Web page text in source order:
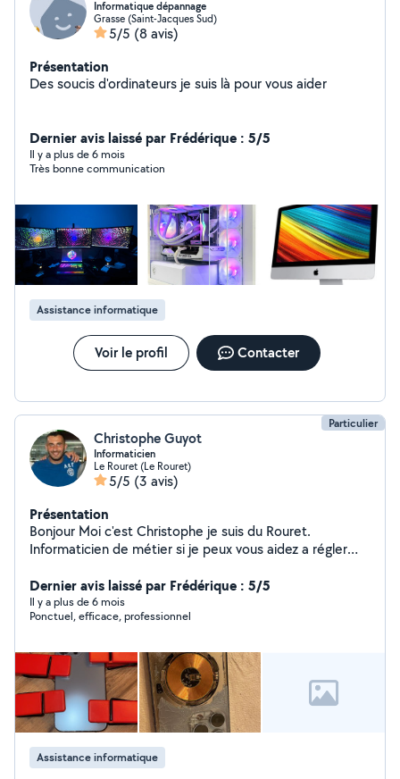
Informatique dépannage
Grasse (Saint-Jacques Sud)
5/5 (8 avis)
Présentation
Des soucis d'ordinateurs je suis là pour vous aider
Dernier avis laissé par Frédérique : 5/5
Il y a plus de 6 mois
Très bonne communication
Assistance informatique
Voir le profil Contacter
Particulier
Christophe Guyot
Informaticien
Le Rouret (Le Rouret)
5/5 (3 avis)
Présentation
Bonjour Moi c'est Christophe je suis du Rouret.
Informaticien de métier si je peux vous aidez a régler
contacter.
Dernier avis laissé par Frédérique : 5/5
Il y a plus de 6 mois
Ponctuel, efficace, professionnel
Assistance informatique